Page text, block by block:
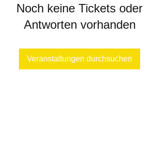
Noch keine Tickets oder
Antworten vorhanden
Veranstaltungen durchsuchen